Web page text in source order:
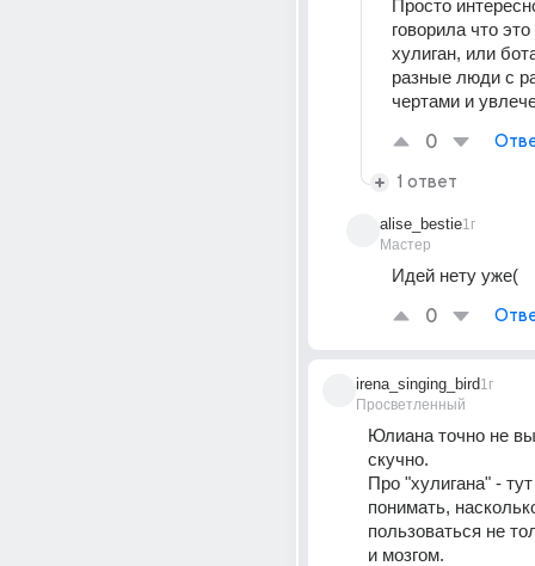
Просто
говорила что
хулиган, или
разные люди с
чертами и
0
1 ответ
alise_bestie
Мастер
1г
Идей нету уже(
0
irena_singing_bird
Просветленный
1г
Юлиана точно не
скучно.
Про "хулигана" -
понимать,
пользоваться не
и мозгом.